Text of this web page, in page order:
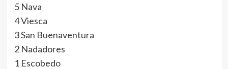
5 Nava
4 Viesca
3 San Buenaventura
2 Nadadores
1 Escobedo